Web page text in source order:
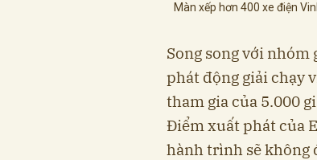
Màn xếp hơn 400 xe điện
Song song với
phát động giải chạy
tham gia của 5.000
Điểm xuất phát của
hành trình sẽ không